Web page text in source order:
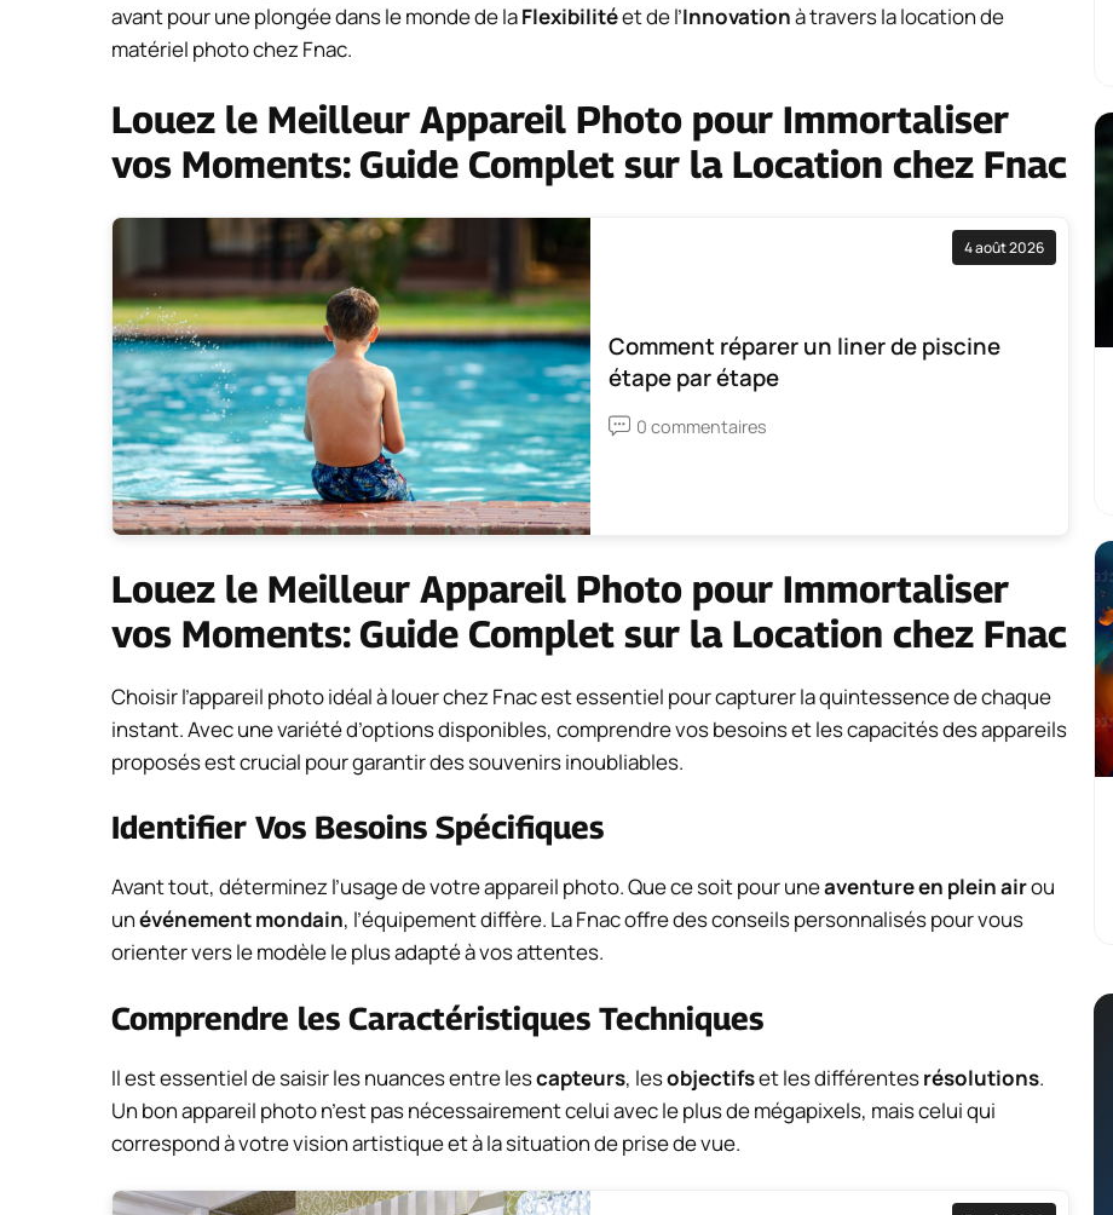
avant pour une plongée dans le monde de laFlexibilitéet de l’Innovationà travers la location de
matériel photo chez Fnac.
Louez le Meilleur Appareil Photo pour Immortaliser
vos Moments: Guide Complet sur la Location chez Fnac
4 août 2026
Comment réparer un liner de piscine
étape par étape
0 commentaires
Louez le Meilleur Appareil Photo pour Immortaliser
vos Moments: Guide Complet sur la Location chez Fnac
Choisir l’appareil photo idéal à louer chez Fnac est essentiel pour capturer la quintessence de chaque
instant. Avec une variété d’options disponibles, comprendre vos besoins et les capacités des appareils
proposés est crucial pour garantir des souvenirs inoubliables.
Identifier Vos Besoins Spécifiques
Avant tout, déterminez l’usage de votre appareil photo. Que ce soit pour uneaventure en plein airou
unévénement mondain, l’équipement diffère. La Fnac offre des conseils personnalisés pour vous
orienter vers le modèle le plus adapté à vos attentes.
Comprendre les Caractéristiques Techniques
Il est essentiel de saisir les nuances entre lescapteurs, lesobjectifset les différentesrésolutions.
Un bon appareil photo n’est pas nécessairement celui avec le plus de mégapixels, mais celui qui
correspond à votre vision artistique et à la situation de prise de vue.